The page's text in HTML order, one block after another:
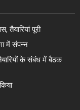
तैयारियां पूरी
में संपन्न
के संबंध में बैठक